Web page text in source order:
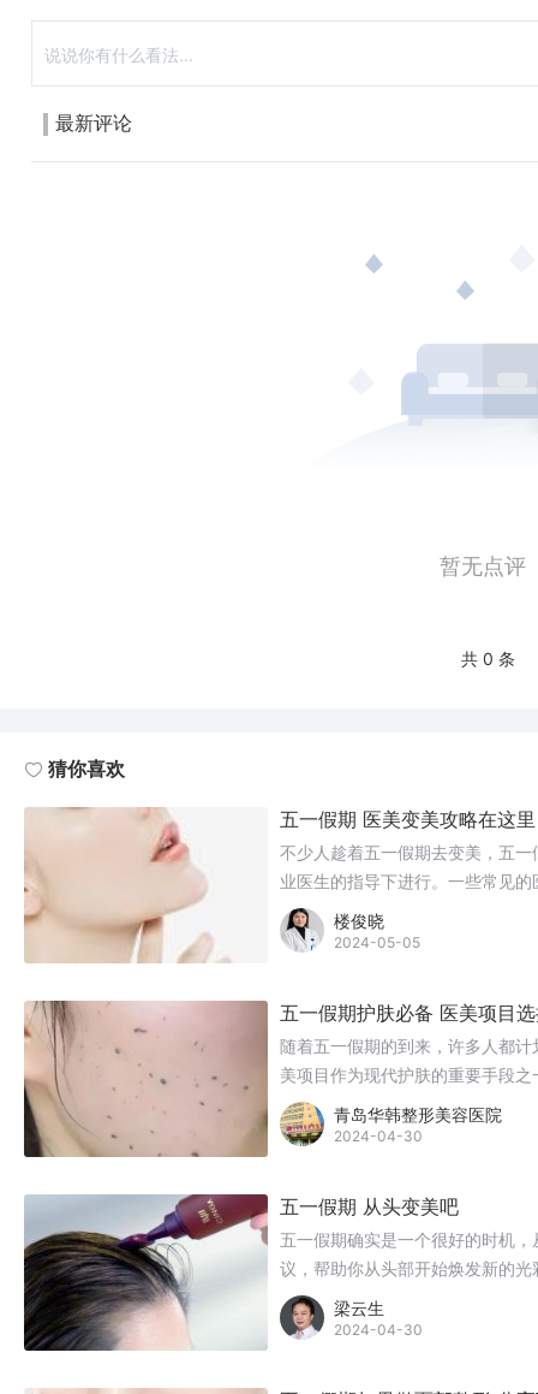
最新评论
暂无点评
共 0 条
猜你喜欢
五一假期 医美变美攻略在这里
不少人趁着五一假期去变美，五
业医生的指导下进行。一些常见
楼俊晓
2024-05-05
五一假期护肤必备 医美项目
随着五一假期的到来，许多人都
美项目作为现代护肤的重要手段
项目，如何选择适合自己的项目
的医美项目选择指南，帮助您轻
青岛华韩整形美容医院
2024-04-30
五一假期 从头变美吧
五一假期确实是一个很好的时机
议，帮助你从头部开始焕发新的光
梁云生
2024-04-30